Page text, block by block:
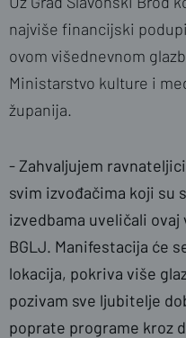
najviše financijski
ovom višednevnom
Ministarstvo kulture i
županija.
- Zahvaljujem
svim izvođačima koji su
izvedbama uveličali
BGLJ. Manifestacija će
lokacija, pokriva više
pozivam sve ljubitelje
poprate programe kroz